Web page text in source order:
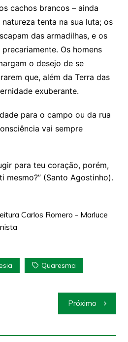
cachos brancos – ainda
tenta na sua luta; os
das armadilhas, e os
Os homens
o desejo de se
que, além da Terra das
exuberante.
para o campo ou da rua
vai sempre
para teu coração, porém,
mesmo?” (Santo Agostinho).
Carlos Romero - Marluce
Quaresma
Próximo